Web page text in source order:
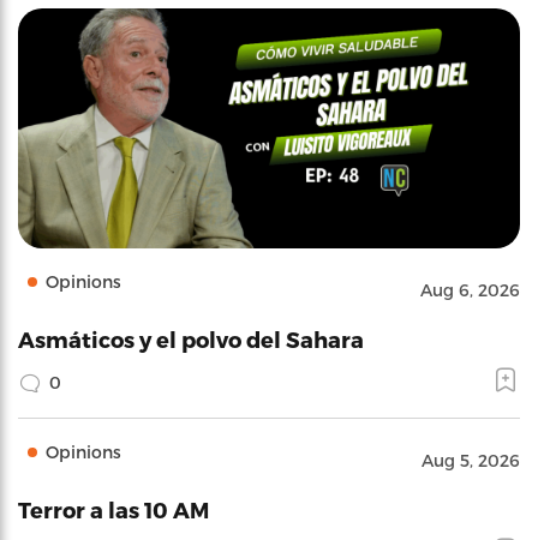
Opinions Aug 6, 2026
Asmáticos y el polvo del Sahara
0
Opinions Aug 5, 2026
Terror a las 10 AM